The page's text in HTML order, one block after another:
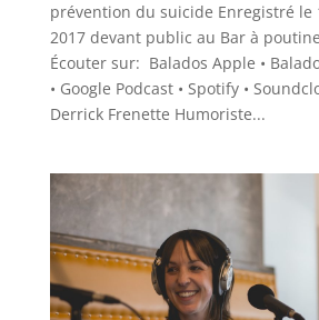
prévention du suicide Enregistré le
2017 devant public au Bar à
Écouter sur: Balados Apple •
• Google Podcast • Spotify •
Derrick Frenette Humoriste...